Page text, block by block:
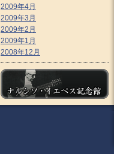
2009年4月
2009年3月
2009年2月
2009年1月
2008年12月